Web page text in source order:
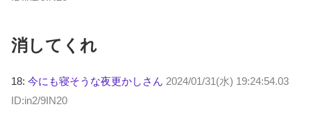
消してくれ
18: 今にも寝そうな夜更かしさん 2024/01/31(水) 19:24:54.03
ID:in2/9IN20